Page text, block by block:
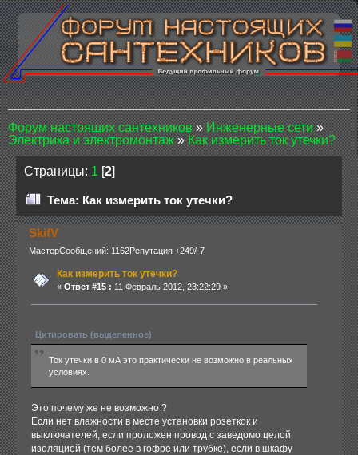
Форум настоящих сантехников»Инженерные сети»
Электрика и электромонтаж»Как измерить ток утечки?
Страницы: 1 [2]
Тема: Как измерить ток утечки?
SkifV
МастерСообщений: 1162Репутация +249/-7
Как измерить ток утечки?
« Ответ #15 : 11 Февраль 2012, 23:22:29 »
Цитировать (выделенное)
Ток утечки в 0 мА это практически не возможно в реальных
условиях.
Это почему же не возможно ?
Если нет влажности в месте установки розеткок и
выключателей, если проложен провод с заведомо целой
изоляцией (тем более в гофре или трубке), если в шкафу